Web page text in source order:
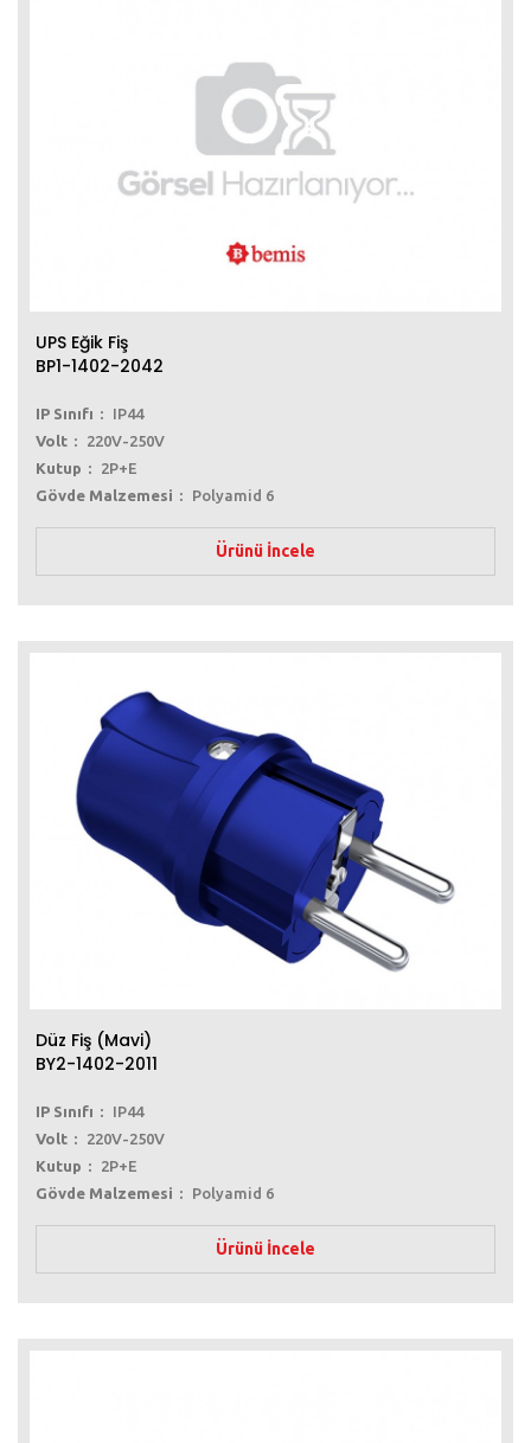
UPS Eğik Fiş
BP1-1402-2042
IP Sınıfı
IP44
Volt
220V-250V
Kutup
2P+E
Gövde Malzemesi
Polyamid 6
Ürünü İncele
Düz Fiş (Mavi)
BY2-1402-2011
IP Sınıfı
IP44
Volt
220V-250V
Kutup
2P+E
Gövde Malzemesi
Polyamid 6
Ürünü İncele